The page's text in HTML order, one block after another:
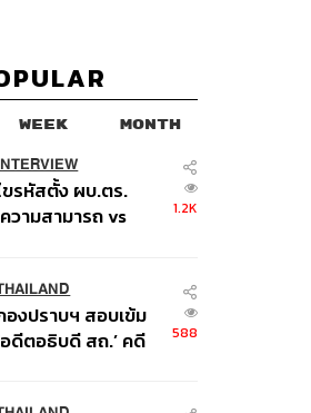
WEEK MONTH
ขรหัสตั้ง ผบ.ตร.
ความสามารถ vs
ล.ต.อ. เอก อังสนา
นท์
1.2K
องปราบฯ สอบเข้ม
อดีตอธิบดี สถ.’ คดี
588